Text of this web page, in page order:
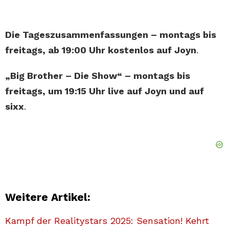
Die Tageszusammenfassungen – montags bis
freitags, ab 19:00 Uhr kostenlos auf Joyn.
„Big Brother – Die Show“ – montags bis
freitags, um 19:15 Uhr live auf Joyn und auf
sixx.
Weitere Artikel:
Kampf der Realitystars 2025: Sensation! Kehrt